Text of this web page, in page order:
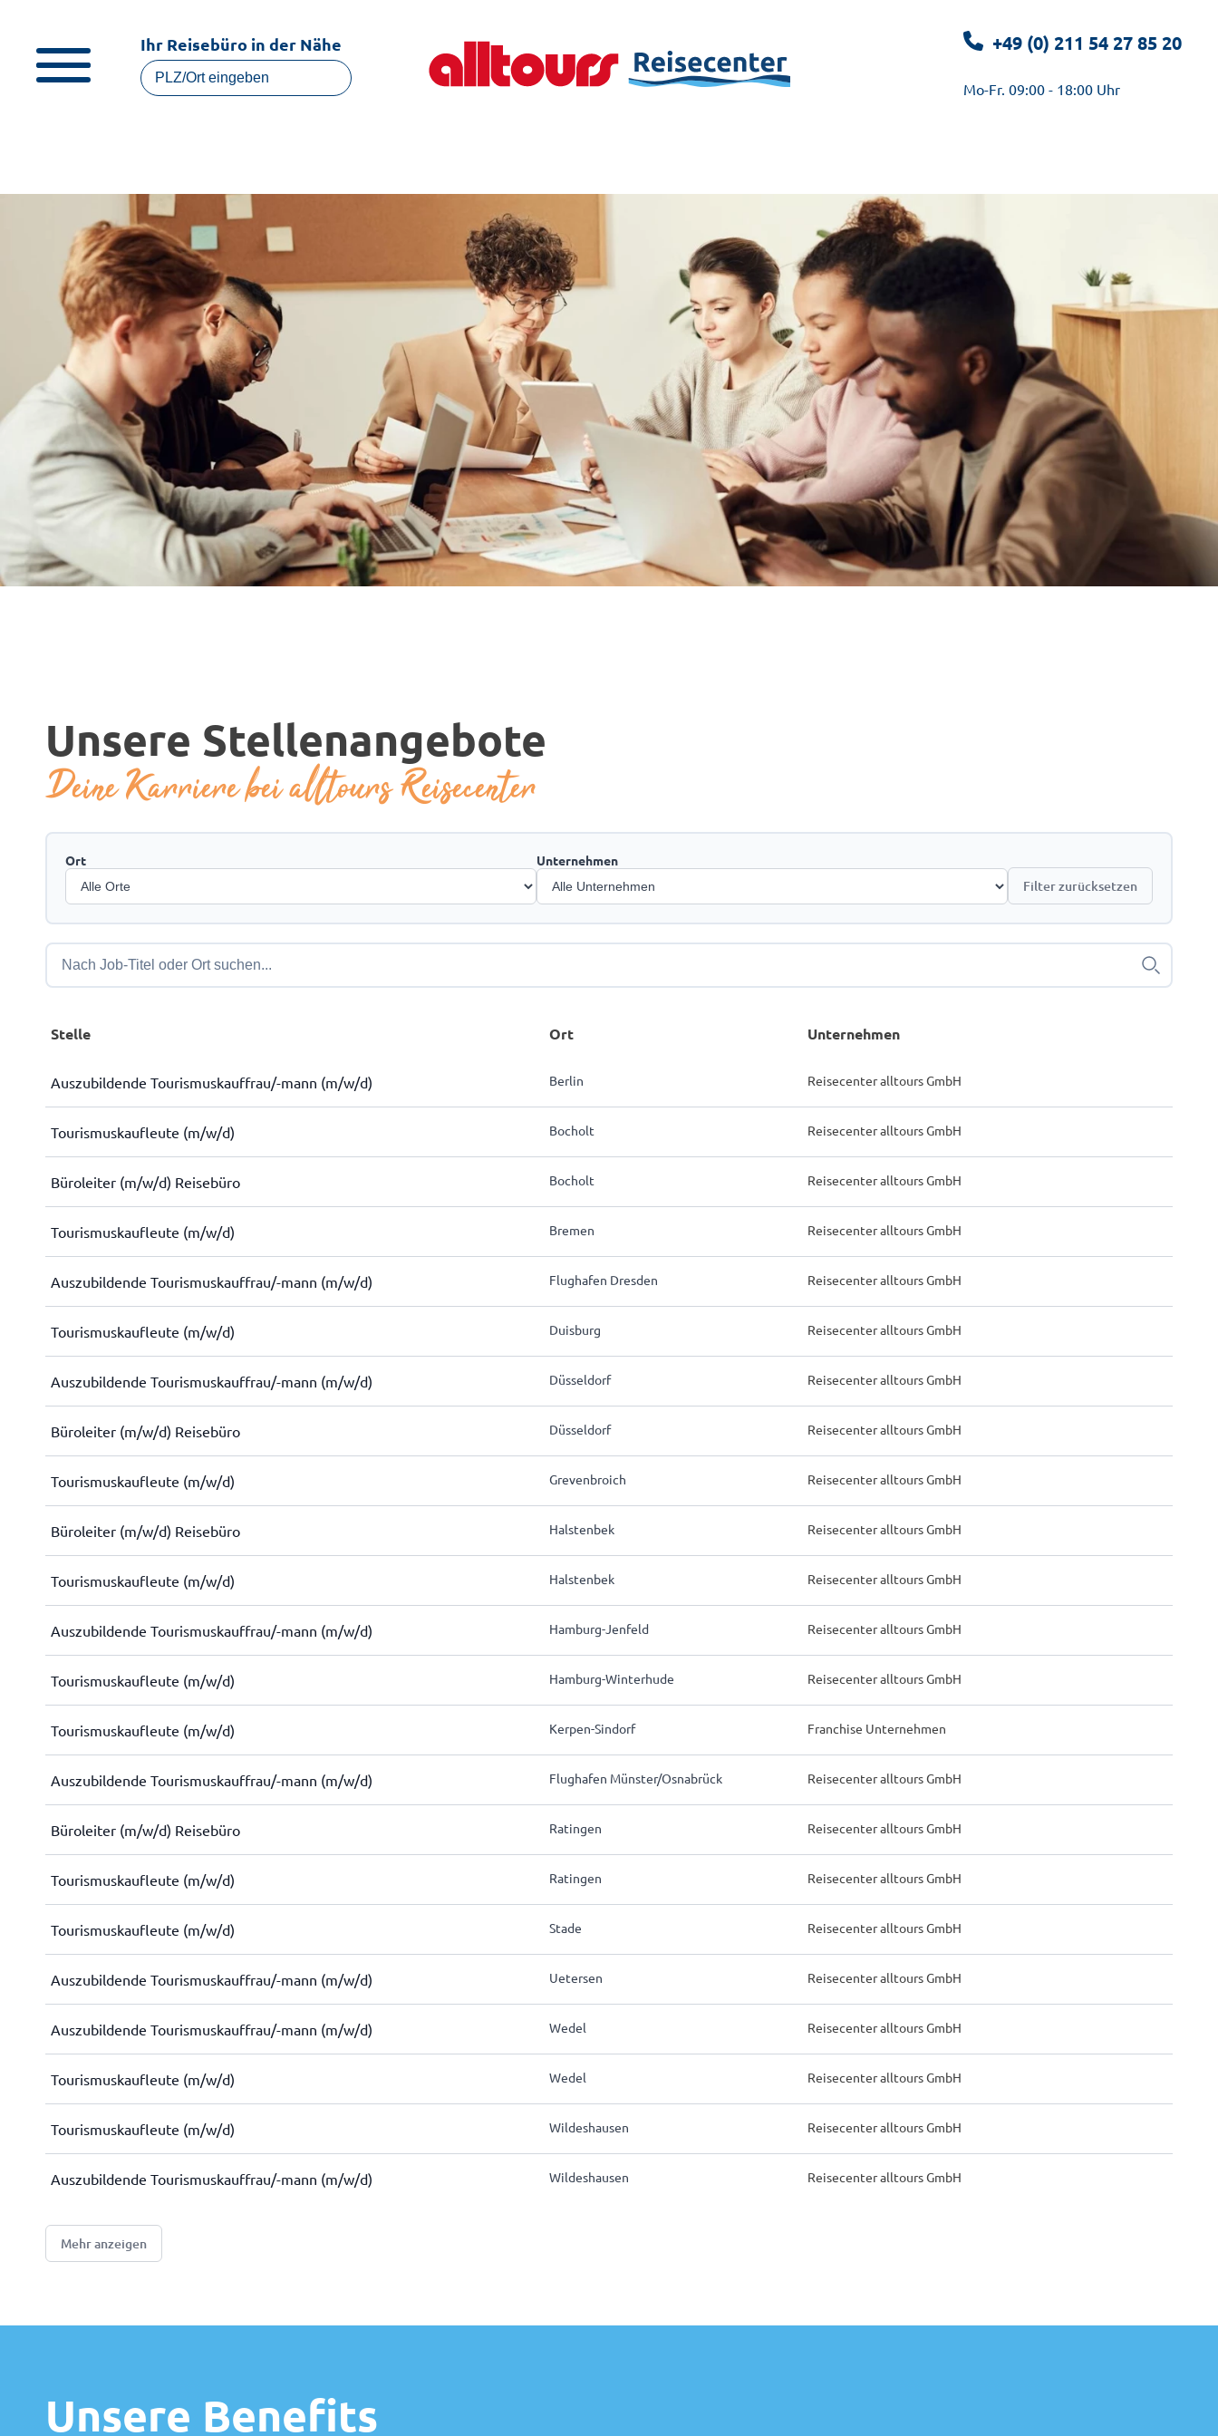
Ihr Reisebüro in der Nähe +49 (0) 211 54 27 85 20
Mo-Fr. 09:00 - 18:00 Uhr
Unsere Stellenangebote
Deine Karriere bei alltours Reisecenter
Ort Unternehmen
Filter zurücksetzen
Suchen
Stelle Ort Unternehmen
Auszubildende Tourismuskauffrau/-mann (m/w/d) Berlin Reisecenter alltours GmbH
Tourismuskaufleute (m/w/d) Bocholt Reisecenter alltours GmbH
Büroleiter (m/w/d) Reisebüro Bocholt Reisecenter alltours GmbH
Tourismuskaufleute (m/w/d) Bremen Reisecenter alltours GmbH
Auszubildende Tourismuskauffrau/-mann (m/w/d) Flughafen Dresden Reisecenter alltours GmbH
Tourismuskaufleute (m/w/d) Duisburg Reisecenter alltours GmbH
Auszubildende Tourismuskauffrau/-mann (m/w/d) Düsseldorf Reisecenter alltours GmbH
Büroleiter (m/w/d) Reisebüro Düsseldorf Reisecenter alltours GmbH
Tourismuskaufleute (m/w/d) Grevenbroich Reisecenter alltours GmbH
Büroleiter (m/w/d) Reisebüro Halstenbek Reisecenter alltours GmbH
Tourismuskaufleute (m/w/d) Halstenbek Reisecenter alltours GmbH
Auszubildende Tourismuskauffrau/-mann (m/w/d) Hamburg-Jenfeld Reisecenter alltours GmbH
Tourismuskaufleute (m/w/d) Hamburg-Winterhude Reisecenter alltours GmbH
Tourismuskaufleute (m/w/d) Kerpen-Sindorf Franchise Unternehmen
Auszubildende Tourismuskauffrau/-mann (m/w/d) Flughafen Münster/Osnabrück Reisecenter alltours GmbH
Büroleiter (m/w/d) Reisebüro Ratingen Reisecenter alltours GmbH
Tourismuskaufleute (m/w/d) Ratingen Reisecenter alltours GmbH
Tourismuskaufleute (m/w/d) Stade Reisecenter alltours GmbH
Auszubildende Tourismuskauffrau/-mann (m/w/d) Uetersen Reisecenter alltours GmbH
Auszubildende Tourismuskauffrau/-mann (m/w/d) Wedel Reisecenter alltours GmbH
Tourismuskaufleute (m/w/d) Wedel Reisecenter alltours GmbH
Tourismuskaufleute (m/w/d) Wildeshausen Reisecenter alltours GmbH
Auszubildende Tourismuskauffrau/-mann (m/w/d) Wildeshausen Reisecenter alltours GmbH
Mehr anzeigen
Unsere Benefits